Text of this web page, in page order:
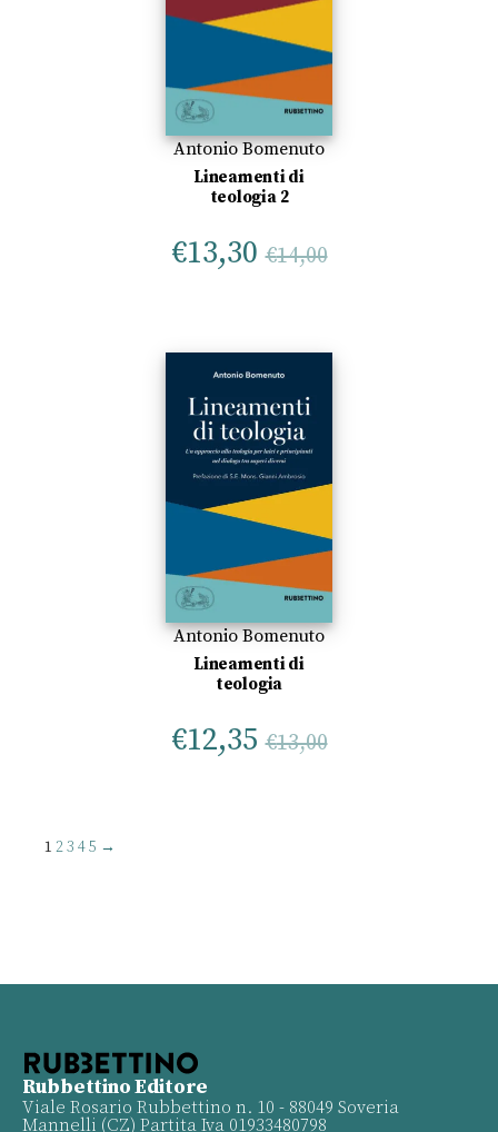
Antonio Bomenuto
Lineamenti di
teologia 2
€13,30 €14,00
Antonio Bomenuto
Lineamenti di
teologia
€12,35 €13,00
1 23 45 →
Rubbettino Editore
Viale Rosario Rubbettino n. 10 - 88049 Soveria
Mannelli (CZ) Partita Iva 01933480798